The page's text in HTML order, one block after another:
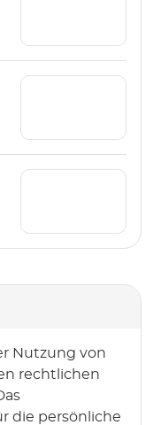
Nutzung von
rechtlichen
die persönliche